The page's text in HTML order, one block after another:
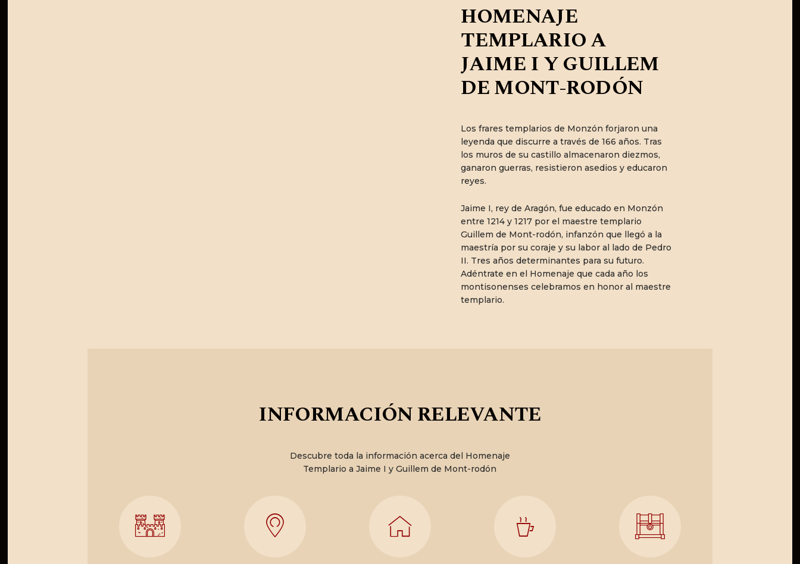
HOMENAJE
TEMPLARIO A
JAIME I Y GUILLEM
DE MONT-RODÓN
Los frares templarios de Monzón forjaron una
leyenda que discurre a través de 166 años. Tras
los muros de su castillo almacenaron diezmos,
ganaron guerras, resistieron asedios y educaron
reyes.
Jaime I, rey de Aragón, fue educado en Monzón
entre 1214 y 1217 por el maestre templario
Guillem de Mont-rodón, infanzón que llegó a la
maestría por su coraje y su labor al lado de Pedro
II. Tres años determinantes para su futuro.
Adéntrate en el Homenaje que cada año los
montisonenses celebramos en honor al maestre
templario.
INFORMACIÓN RELEVANTE
Descubre toda la información acerca del Homenaje
Templario a Jaime I y Guillem de Mont-rodón